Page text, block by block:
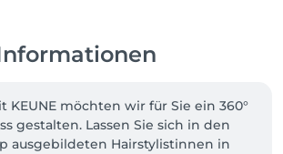
KEUNE möchten wir für Sie ein 360°
gestalten. Lassen Sie sich in den
ausgebildeten Hairstylistinnen in